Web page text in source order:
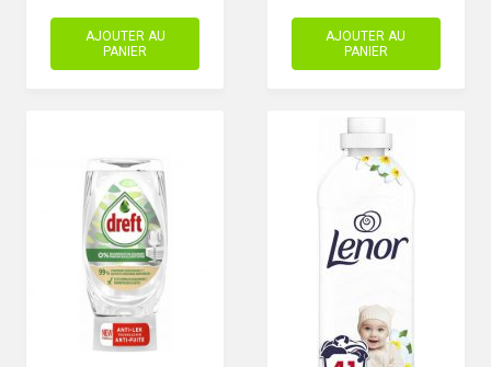
AJOUTER AU
PANIER
AJOUTER AU
PANIER